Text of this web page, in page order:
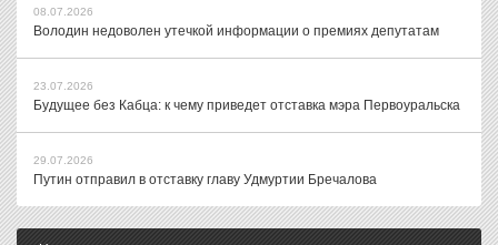
08.07.2026
Володин недоволен утечкой информации о премиях депутатам
23.07.2026
Будущее без Кабца: к чему приведет отставка мэра Первоуральска
29.07.2026
Путин отправил в отставку главу Удмуртии Бречалова